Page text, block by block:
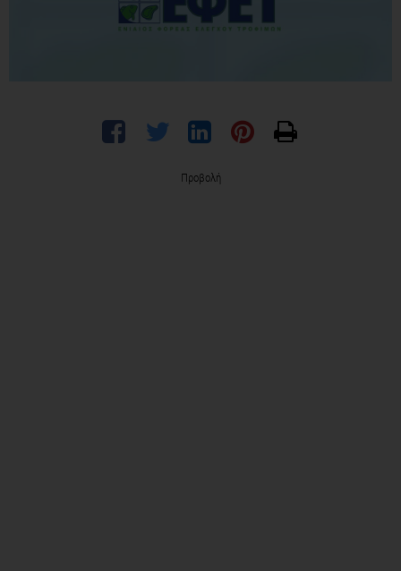
Προβολή